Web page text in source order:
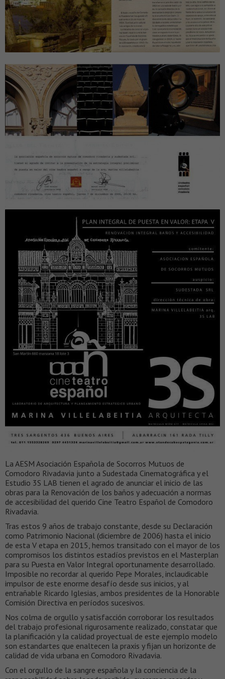
La AESM Asociación Española de Socorros Mutuos de
Comodoro Rivadavia junto a Sudestada Cinematográfica y el
Estudio 3S LAB tienen el agrado de anunciar el inicio de las
obras para la Renovación de los baños y adecuación a normas
de accesibilidad del querido Cine Teatro Español de Comodoro
Rivadavia.
Tras estos 9 años de trabajo constante, desde su Declaración
como Patrimonio Nacional (diciembre de 2006) hasta el inicio
de esta V etapa en 2015, hemos transitado con el mayor de los
compromisos los distintos estadíos previstos en el Masterplan
para su Puesta en Valor Integral oportunamente desarrollado.
Imposible no recordar al querido Pepe Morales, inclaudicable
impulsor de este enorme desafío desde sus inicios, y al
entrañable Ricardo Iglesias, ambos presidentes de la Honorable
Comisión Directiva en períodos sucesivos.
Nos colma de orgullo y satisfacción corroborar los resultados
del trabajo profesional rigurosamente realizado, constatar que
la planificación y la calidad proyectual de este ejemplo modelo
son estandartes que enaltecen la praxis y fijan un horizonte de
calidad de vida urbana en Comodoro Rivadavia.
Con el orgullo de la sangre española y la conciencia de la